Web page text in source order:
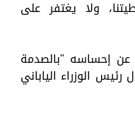
ولا يغتفر على
عن إحساسه "بالصدمة
الوزراء الياباني